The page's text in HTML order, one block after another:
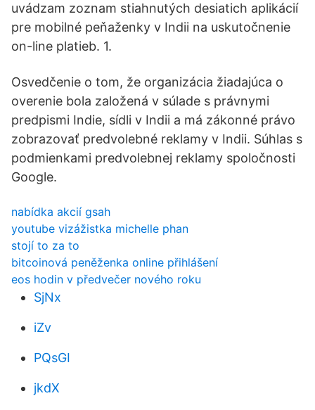
uvádzam zoznam stiahnutých desiatich aplikácií
pre mobilné peňaženky v Indii na uskutočnenie
on-line platieb. 1.
Osvedčenie o tom, že organizácia žiadajúca o
overenie bola založená v súlade s právnymi
predpismi Indie, sídli v Indii a má zákonné právo
zobrazovať predvolebné reklamy v Indii. Súhlas s
podmienkami predvolebnej reklamy spoločnosti
Google.
nabídka akcií gsah
youtube vizážistka michelle phan
stojí to za to
bitcoinová peněženka online přihlášení
eos hodin v předvečer nového roku
SjNx
iZv
PQsGI
jkdX